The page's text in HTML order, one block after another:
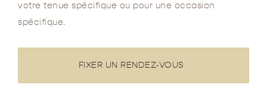
votre tenue spécifique ou pour une occasion
spécifique.
FIXER UN RENDEZ-VOUS